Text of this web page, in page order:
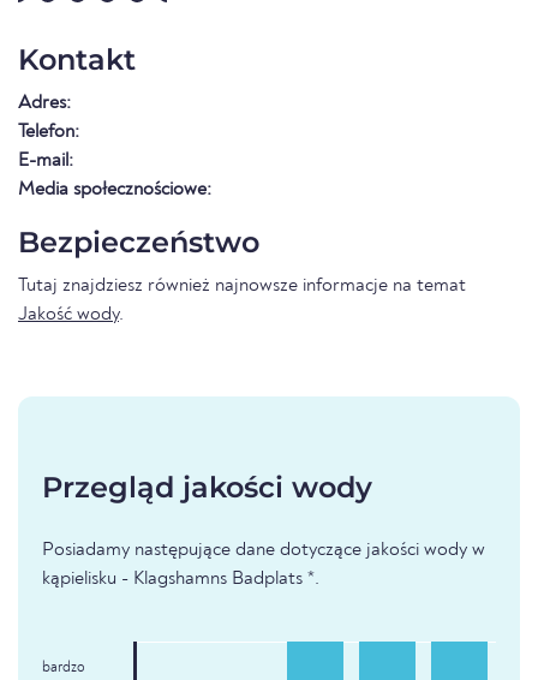
Kontakt
Adres:
Telefon:
E-mail:
Media społecznościowe:
Bezpieczeństwo
Tutaj znajdziesz również najnowsze informacje na temat
Jakość wody.
Przegląd jakości wody
Posiadamy następujące dane dotyczące jakości wody w
kąpielisku - Klagshamns Badplats *.
bardzo